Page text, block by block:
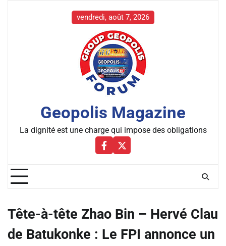
vendredi, août 7, 2026
Geopolis Magazine
La dignité est une charge qui impose des obligations
Facebbok
X
Tête-à-tête Zhao Bin – Hervé Clau
de Batukonke : ‎Le FPI annonce un